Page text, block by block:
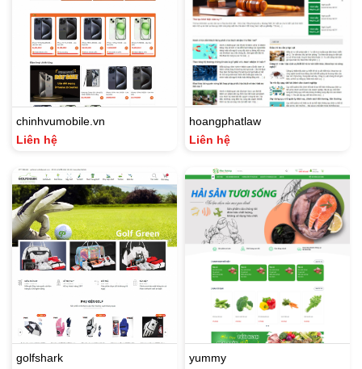
chinhvumobile.vn
Liên hệ
hoangphatlaw
Liên hệ
golfshark
yummy